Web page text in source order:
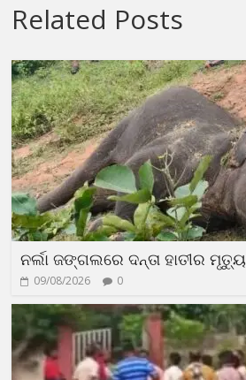
Related Posts
ନର୍ଲା ଜଙ୍ଗଲରେ ଦନ୍ତା ହାତୀର ମୃତ୍ୟୁ
09/08/2026 0